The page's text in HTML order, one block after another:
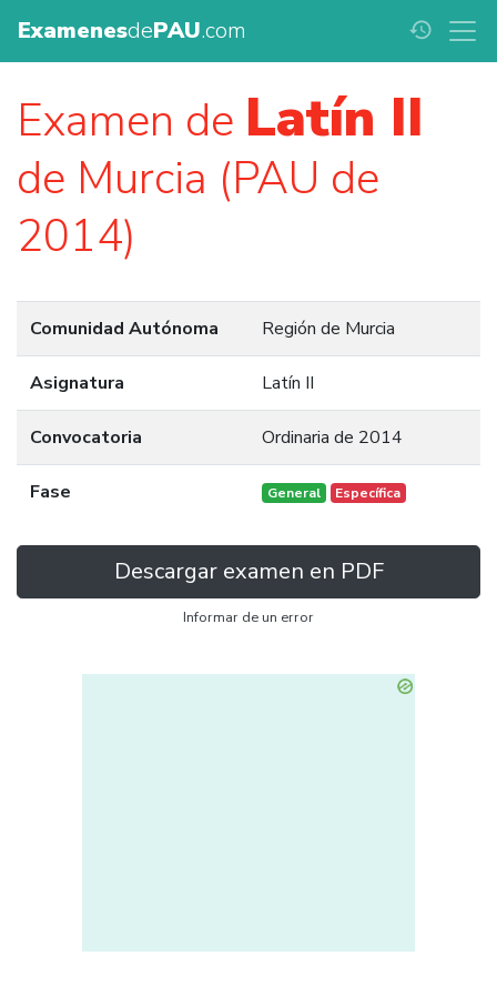
ExamenesdePAU.com history
Examen de Latín II
de Murcia (PAU de
2014)
Comunidad Autónoma Región de Murcia
Asignatura Latín II
Convocatoria Ordinaria de 2014
Fase General Específica
Descargar examen en PDF
Informar de un error